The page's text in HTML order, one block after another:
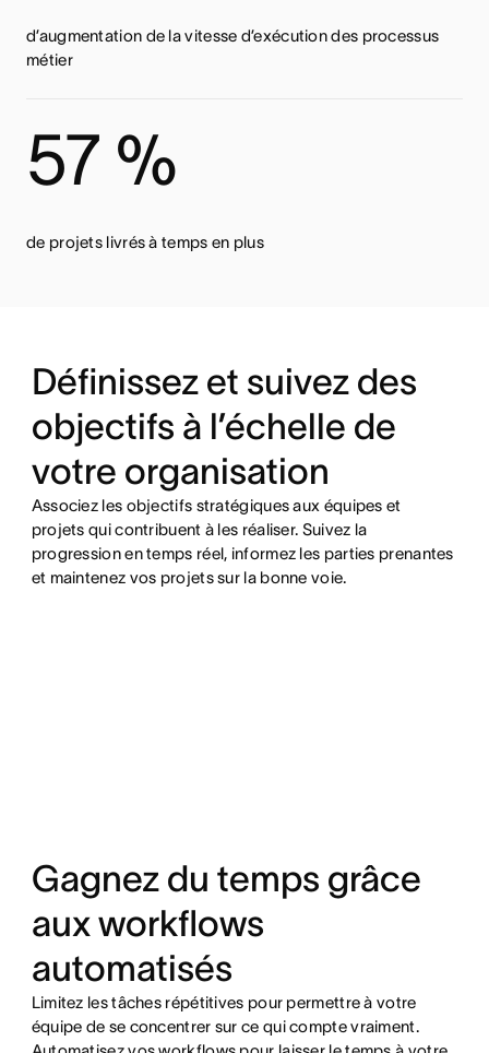
d’augmentation de la vitesse d’exécution des processus
métier
57 %
de projets livrés à temps en plus
Définissez et suivez des
objectifs à l’échelle de
votre organisation
Associez les objectifs stratégiques aux équipes et
projets qui contribuent à les réaliser. Suivez la
progression en temps réel, informez les parties prenantes
et maintenez vos projets sur la bonne voie.
Gagnez du temps grâce
aux workflows
automatisés
Limitez les tâches répétitives pour permettre à votre
équipe de se concentrer sur ce qui compte vraiment.